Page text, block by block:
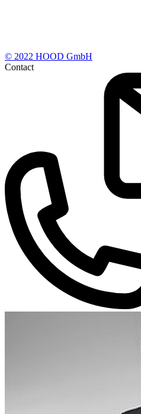
© 2022 HOOD GmbH
Contact